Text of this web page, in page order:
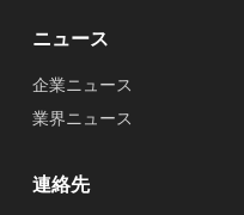
ニュース
企業ニュース
業界ニュース
連絡先